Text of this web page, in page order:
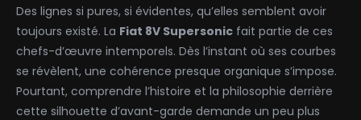
Des lignes si pures, si évidentes, qu’elles semblent avoir
toujours existé. La Fiat 8V Supersonic fait partie de ces
chefs-d’œuvre intemporels. Dès l’instant où ses courbes
se révèlent, une cohérence presque organique s’impose.
Pourtant, comprendre l’histoire et la philosophie derrière
cette silhouette d’avant-garde demande un peu plus